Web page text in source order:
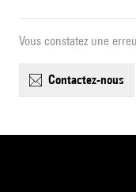
Vous constatez une
contactez-nous